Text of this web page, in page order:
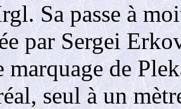
Sa passe à
par Sergei
de
seul à un